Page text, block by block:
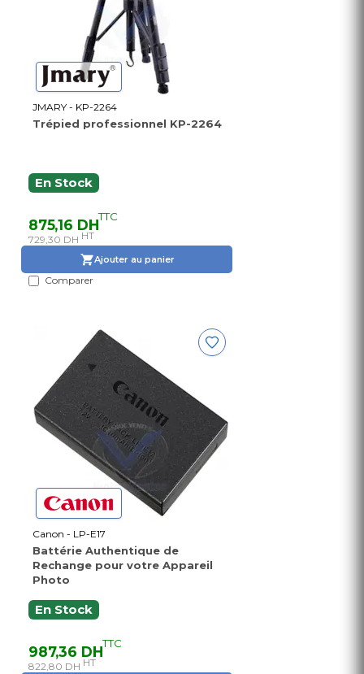
JMARY - KP-2264
Trépied professionnel KP-2264
En Stock
875,16 DHTTC
729,30 DH HT
Ajouter au panier
Comparer
Canon - LP-E17
Battérie Authentique de
Rechange pour votre Appareil
Photo
En Stock
987,36 DHTTC
822,80 DH HT